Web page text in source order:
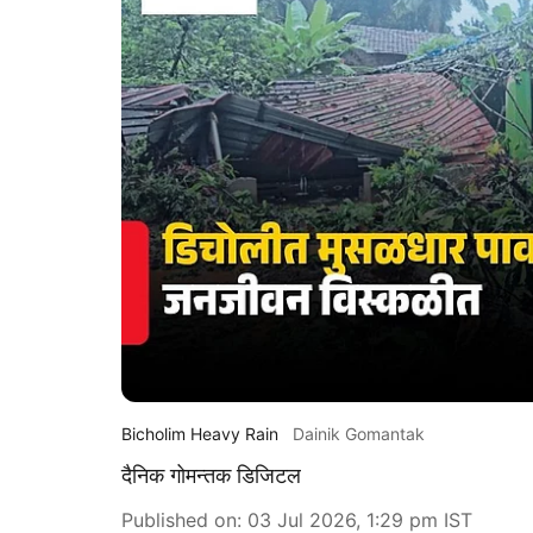
Bicholim Heavy Rain Dainik Gomantak
दैनिक गोमन्तक डिजिटल
Published on: 03 Jul 2026, 1:29 pm IST